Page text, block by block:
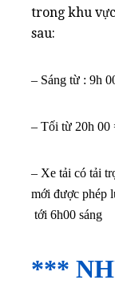
trong khu
sau:
– Sáng từ : 9h
– Tối từ 20h 00
– Xe tải có tải
mới được phép
tới 6h00 sáng
***